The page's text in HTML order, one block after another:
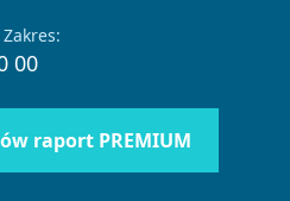
00
raport PREMIUM